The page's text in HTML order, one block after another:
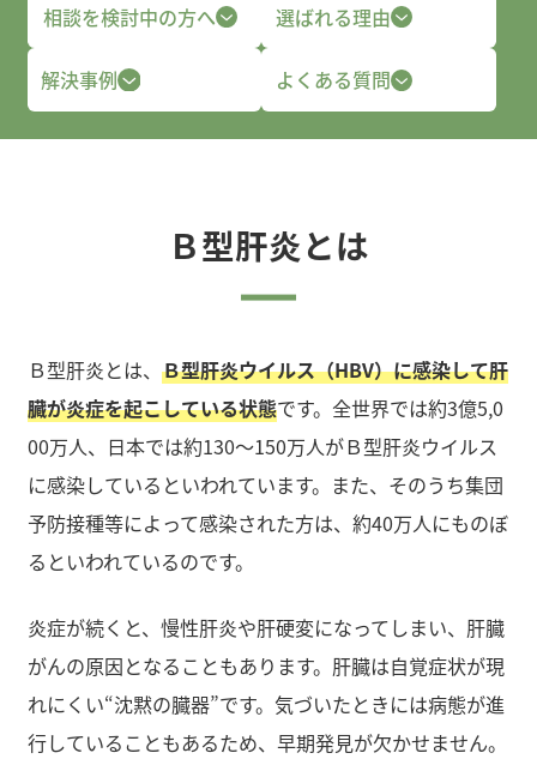
相談を検討中の方へ 選ばれる理由
解決事例 よくある質問
Ｂ型肝炎とは
Ｂ型肝炎とは、 Ｂ型肝炎ウイルス（HBV）に感染して肝
臓が炎症を起こしている状態です。全世界では約3億5,0
00万人、日本では約130～150万人がＢ型肝炎ウイルス
に感染しているといわれています。また、そのうち集団
予防接種等によって感染された方は、約40万人にものぼ
るといわれているのです。
炎症が続くと、慢性肝炎や肝硬変になってしまい、肝臓
がんの原因となることもあります。肝臓は自覚症状が現
れにくい“沈黙の臓器”です。気づいたときには病態が進
行していることもあるため、早期発見が欠かせません。